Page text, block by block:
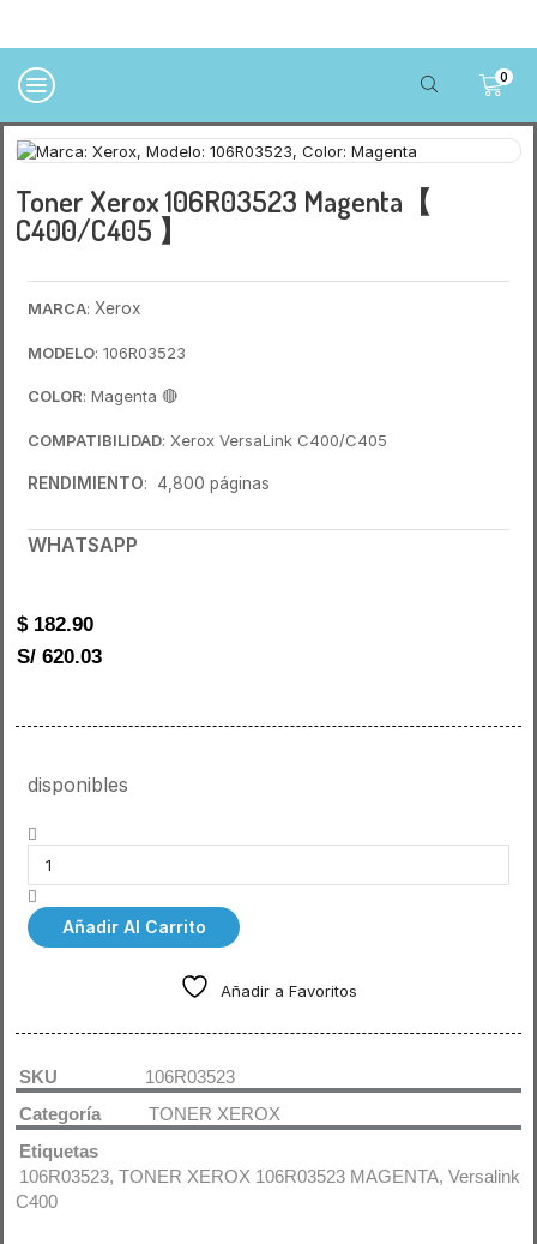
0
Toner Xerox 106R03523 Magenta【
C400/C405 】
MARCA: Xerox
MODELO: 106R03523
COLOR: Magenta 🔴
COMPATIBILIDAD: Xerox VersaLink C400/C405
RENDIMIENTO: 4,800 páginas
WHATSAPP
$182.90
S/ 620.03
disponibles
Añadir Al Carrito
Añadir a Favoritos
SKU
106R03523
Categoría
TONER XEROX
Etiquetas
106R03523, TONER XEROX 106R03523 MAGENTA, Versalink
C400